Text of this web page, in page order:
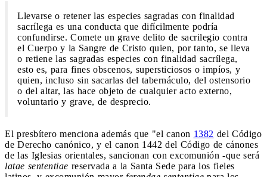
Llevarse o retener las especies sagradas con finalidad
sacrílega es una conducta que difícilmente podría
confundirse. Comete un grave delito de sacrilegio contra
el Cuerpo y la Sangre de Cristo quien, por tanto, se lleva
o retiene las sagradas especies con finalidad sacrílega,
esto es, para fines obscenos, supersticiosos o impíos, y
quien, incluso sin sacarlas del tabernáculo, del ostensorio
o del altar, las hace objeto de cualquier acto externo,
voluntario y grave, de desprecio.
El presbítero menciona además que "el canon 1382 del Código
de Derecho canónico, y el canon 1442 del Código de cánones
de las Iglesias orientales, sancionan con excomunión -que será
latae sententiae reservada a la Santa Sede para los fieles